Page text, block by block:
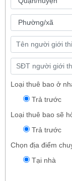
Loại thuê bao ở
Trả trước
Loại thuê bao sẽ
Trả trước
Chọn địa điểm
Tại nhà